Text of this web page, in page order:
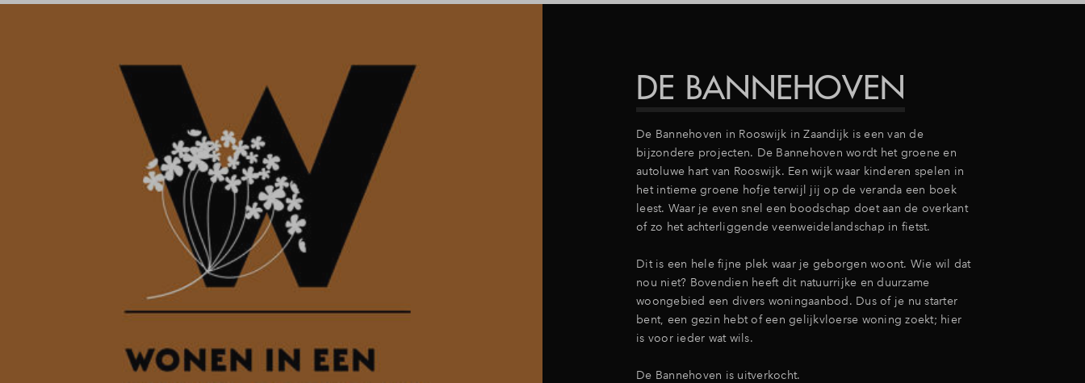
DE BANNEHOVEN
De Bannehoven in Rooswijk in Zaandijk is een van de
bijzondere projecten. De Bannehoven wordt het groene en
autoluwe hart van Rooswijk. Een wijk waar kinderen spelen in
het intieme groene hofje terwijl jij op de veranda een boek
leest. Waar je even snel een boodschap doet aan de overkant
of zo het achterliggende veenweidelandschap in fietst.
Dit is een hele fijne plek waar je geborgen woont. Wie wil dat
nou niet? Bovendien heeft dit natuurrijke en duurzame
woongebied een divers woningaanbod. Dus of je nu starter
bent, een gezin hebt of een gelijkvloerse woning zoekt; hier
is voor ieder wat wils.
De Bannehoven is uitverkocht.